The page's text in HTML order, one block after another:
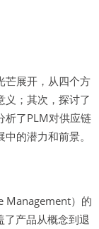
芒展开，从四个方
义；其次，探讨了
析了PLM对供应链
的潜力和前景。
Management）的
了产品从概念到退